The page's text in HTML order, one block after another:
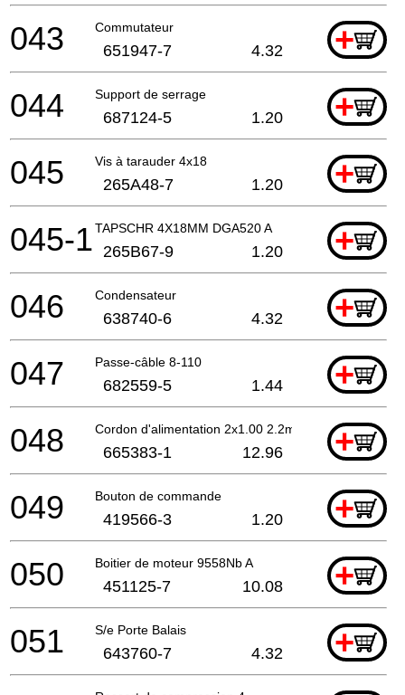
Commutateur +
043 651947-7 4.32
Support de serrage +
044 687124-5 1.20
Vis à tarauder 4x18 +
045 265A48-7 1.20
TAPSCHR 4X18MM DGA520 A +
045-1 265B67-9 1.20
Condensateur +
046 638740-6 4.32
Passe-câble 8-110 +
047 682559-5 1.44
Cordon d'alimentation 2x1.00 2.2mtr +
048 665383-1 12.96
Bouton de commande +
049 419566-3 1.20
Boitier de moteur 9558Nb A +
050 451125-7 10.08
S/e Porte Balais +
051 643760-7 4.32